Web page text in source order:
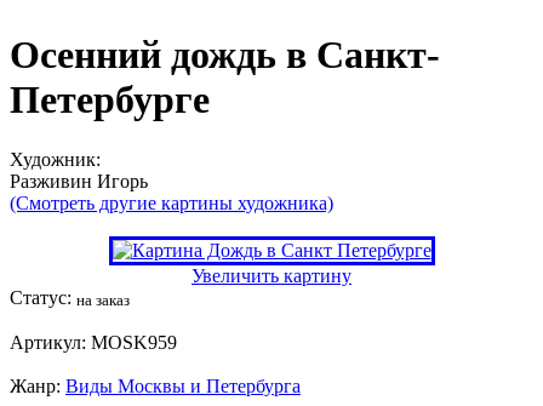
Осенний дождь в Санкт-
Петербурге
Художник:
Разживин Игорь
(Смотреть другие картины художника)
Увеличить картину
Статус: на заказ
Артикул: MOSK959
Жанр: Виды Москвы и Петербурга